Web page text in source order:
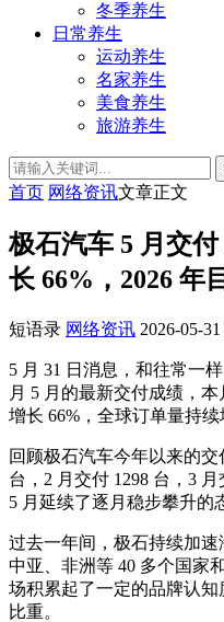
冬季养生
日常养生
运动养生
名家养生
美食养生
旅游养生
首页 网络资讯文章正文
极石汽车 5 月交
长 66%，2026 年
短语录 网络资讯 2026-05-
5 月 31 日消息，和往常一
月 5 月的最新交付成绩，
增长 66%，全球订单量持续
回顾极石汽车今年以来的交
台，2 月交付 1298 台，3 月
5 月延续了逐月稳步攀升的
过去一年间，极石持续加速
中亚、非洲等 40 多个国家
场积累起了一定的品牌认
比重。